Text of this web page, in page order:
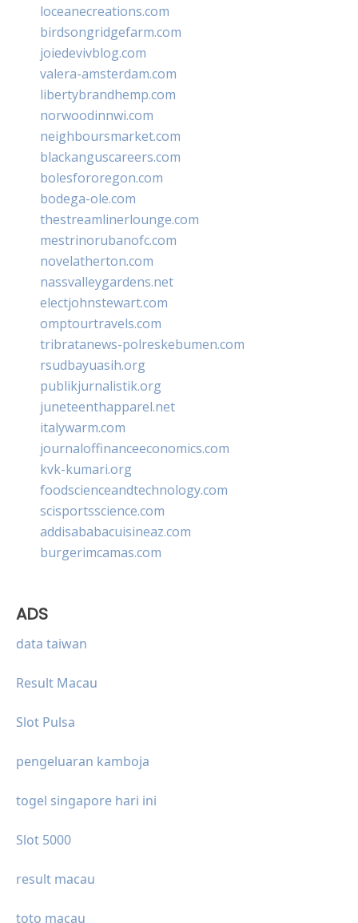
loceanecreations.com
birdsongridgefarm.com
joiedevivblog.com
valera-amsterdam.com
libertybrandhemp.com
norwoodinnwi.com
neighboursmarket.com
blackanguscareers.com
bolesfororegon.com
bodega-ole.com
thestreamlinerlounge.com
mestrinorubanofc.com
novelatherton.com
nassvalleygardens.net
electjohnstewart.com
omptourtravels.com
tribratanews-polreskebumen.com
rsudbayuasih.org
publikjurnalistik.org
juneteenthapparel.net
italywarm.com
journaloffinanceeconomics.com
kvk-kumari.org
foodscienceandtechnology.com
scisportsscience.com
addisababacuisineaz.com
burgerimcamas.com
ADS
data taiwan
Result Macau
Slot Pulsa
pengeluaran kamboja
togel singapore hari ini
Slot 5000
result macau
toto macau